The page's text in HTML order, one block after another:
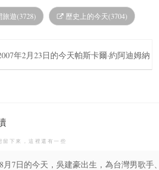
遊(3728) 歷史上的今天(3704)
年2月23日的今天帕斯卡爾·約阿迪姆納
下來，這裡還有一些
月7日的今天，吳建豪出生，為台灣男歌手